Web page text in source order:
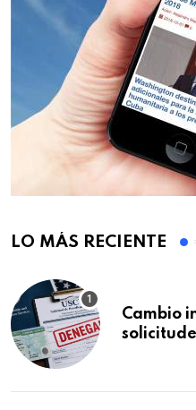
LO MÁS RECIENTE
Cambio